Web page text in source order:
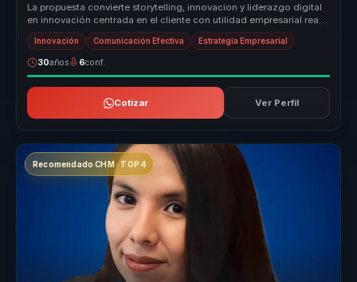
La propuesta convierte storytelling, innovacion y liderazgo digital
en innovación centrada en el cliente con utilidad empresarial real.
P...
Innovación Comunicación Efectiva Estrategia Empresarial
30años 6conf.
Cotizar Ver Perfil
Recomendado CHM · TOP 4